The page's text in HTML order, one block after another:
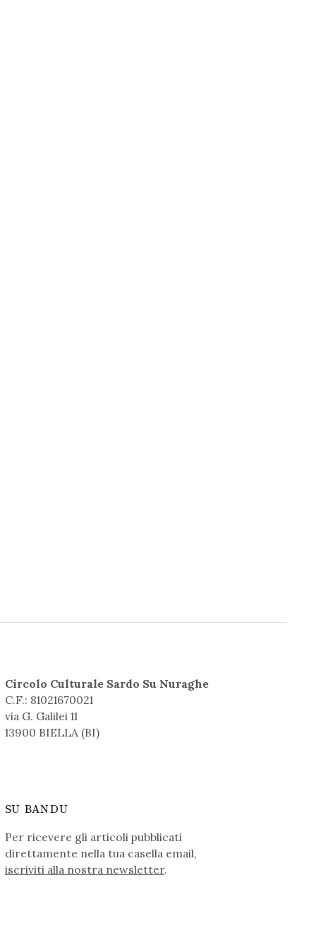
Circolo Culturale Sardo Su Nuraghe
C.F.: 81021670021
via G. Galilei 11
13900 BIELLA (BI)
SU BANDU
Per ricevere gli articoli pubblicati
direttamente nella tua casella email,
iscriviti alla nostra newsletter.